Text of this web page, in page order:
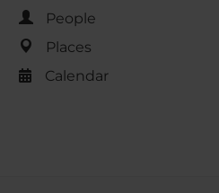
People
Places
Calendar